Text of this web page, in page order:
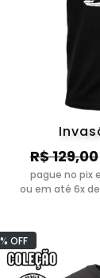
R$ 129,00
pague no pix
ou em até 6x de
OFF